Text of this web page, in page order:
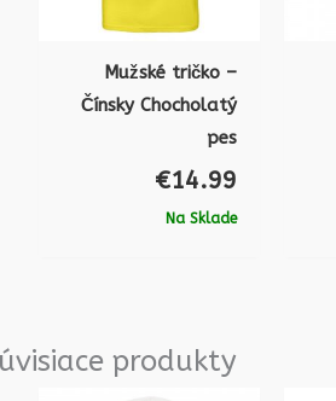
Mužské tričko –
Čínsky Chocholatý
pes
€14.99
Na Sklade
produkty